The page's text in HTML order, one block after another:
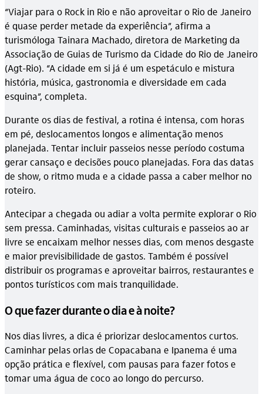
“Viajar para o Rock in Rio e não aproveitar o Rio de Janeiro
é quase perder metade da experiência”, afirma a
turismóloga Tainara Machado, diretora de Marketing da
Associação de Guias de Turismo da Cidade do Rio de Janeiro
(Agt-Rio). “A cidade em si já é um espetáculo e mistura
história, música, gastronomia e diversidade em cada
esquina”, completa.
Durante os dias de festival, a rotina é intensa, com horas
em pé, deslocamentos longos e alimentação menos
planejada. Tentar incluir passeios nesse período costuma
gerar cansaço e decisões pouco planejadas. Fora das datas
de show, o ritmo muda e a cidade passa a caber melhor no
roteiro.
Antecipar a chegada ou adiar a volta permite explorar o Rio
sem pressa. Caminhadas, visitas culturais e passeios ao ar
livre se encaixam melhor nesses dias, com menos desgaste
e maior previsibilidade de gastos. Também é possível
distribuir os programas e aproveitar bairros, restaurantes e
pontos turísticos com mais tranquilidade.
O que fazer durante o dia e à noite?
Nos dias livres, a dica é priorizar deslocamentos curtos.
Caminhar pelas orlas de Copacabana e Ipanema é uma
opção prática e flexível, com pausas para fazer fotos e
tomar uma água de coco ao longo do percurso.